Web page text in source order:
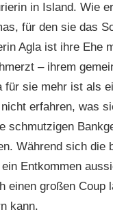
in Island. Wie
für den sie das
Agla ist ihre Ehe
– ihrem
für sie mehr ist als
erfahren, was
schmutzigen
Während sich die
Entkommen
einen großen
kann.